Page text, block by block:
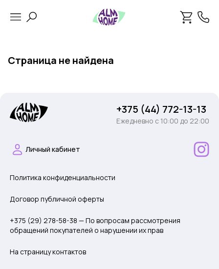
Страница не найдена
+375 (44) 772-13-13
Ежедневно c 10:00 до 22:00
Личный кабинет
Политика конфиденциальности
Договор публичной оферты
+375 (29) 278-58-38 — По вопросам рассмотрения
обращений покупателей о нарушении их прав
На страницу контактов